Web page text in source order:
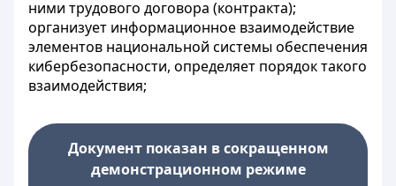
ними трудового договора (контракта);
организует информационное взаимодействие
элементов национальной системы обеспечения
кибербезопасности, определяет порядок такого
взаимодействия;
Документ показан в сокращенном
демонстрационном режиме